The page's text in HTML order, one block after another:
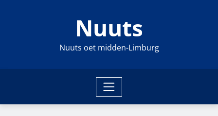
Nuuts
Nuuts oet midden-Limburg